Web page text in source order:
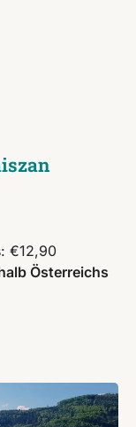
€12,90
Österreichs